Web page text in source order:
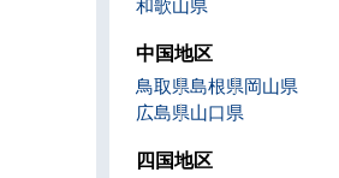
中国地区
鳥取県島根県岡山県
広島県山口県
四国地区